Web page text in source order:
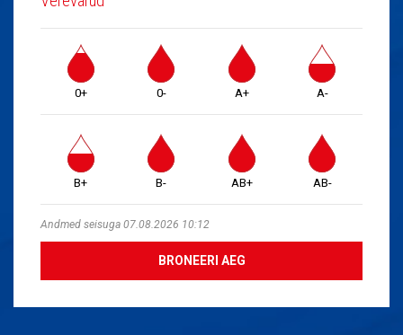
0+ 0- A+ A-
B+ B- AB+ AB-
Andmed seisuga 07.08.2026 10:12
BRONEERI AEG